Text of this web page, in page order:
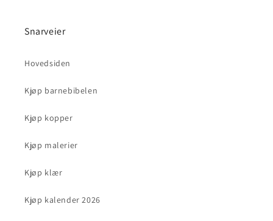
Snarveier
Hovedsiden
Kjøp barnebibelen
Kjøp kopper
Kjøp malerier
Kjøp klær
Kjøp kalender 2026